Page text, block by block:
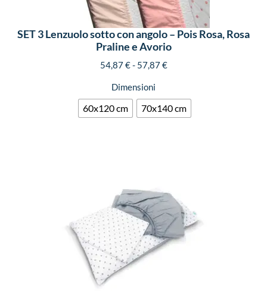
SET 3 Lenzuolo sotto con angolo – Pois Rosa, Rosa
Praline e Avorio
54,87€- 57,87€
Dimensioni
60x120 cm 70x140 cm